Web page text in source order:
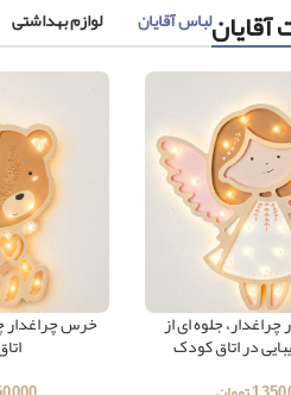
آقایانلباس آقایان لوازم بهداشتی
چراغدار، جلوه ای از
در اتاق کودک
خرس چراغدار